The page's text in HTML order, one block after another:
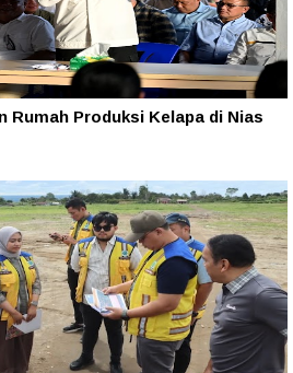
Rumah Produksi Kelapa di Nias